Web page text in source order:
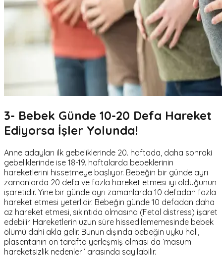
3- Bebek Günde 10-20 Defa Hareket
Ediyorsa İşler Yolunda!
Anne adayları ilk gebeliklerinde 20. haftada, daha sonraki
gebeliklerinde ise 18-19. haftalarda bebeklerinin
hareketlerini hissetmeye başlıyor. Bebeğin bir günde ayrı
zamanlarda 20 defa ve fazla hareket etmesi iyi olduğunun
işaretidir. Yine bir günde ayrı zamanlarda 10 defadan fazla
hareket etmesi yeterlidir. Bebeğin günde 10 defadan daha
az hareket etmesi, sıkıntıda olmasına (Fetal distress) işaret
edebilir. Hareketlerin uzun süre hissedilememesinde bebek
ölümü dahi akla gelir. Bunun dışında bebeğin uyku hali,
plasentanın ön tarafta yerleşmiş olması da ‘masum
hareketsizlik nedenleri’ arasında sayılabilir.